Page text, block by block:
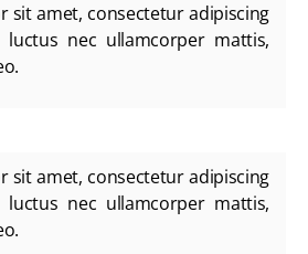
sit amet, consectetur adipiscing
nec ullamcorper mattis,
sit amet, consectetur adipiscing
nec ullamcorper mattis,